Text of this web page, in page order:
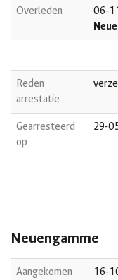
Overleden 06-
Reden
arrestatie
Gearresteerd
op
29-
Neuengamme
Aangekomen
16-